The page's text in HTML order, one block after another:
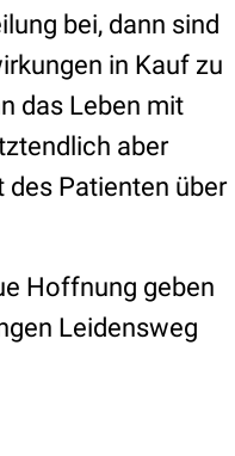
bei, dann sind
in Kauf zu
das Leben mit
aber
des Patienten über
Hoffnung geben
Leidensweg